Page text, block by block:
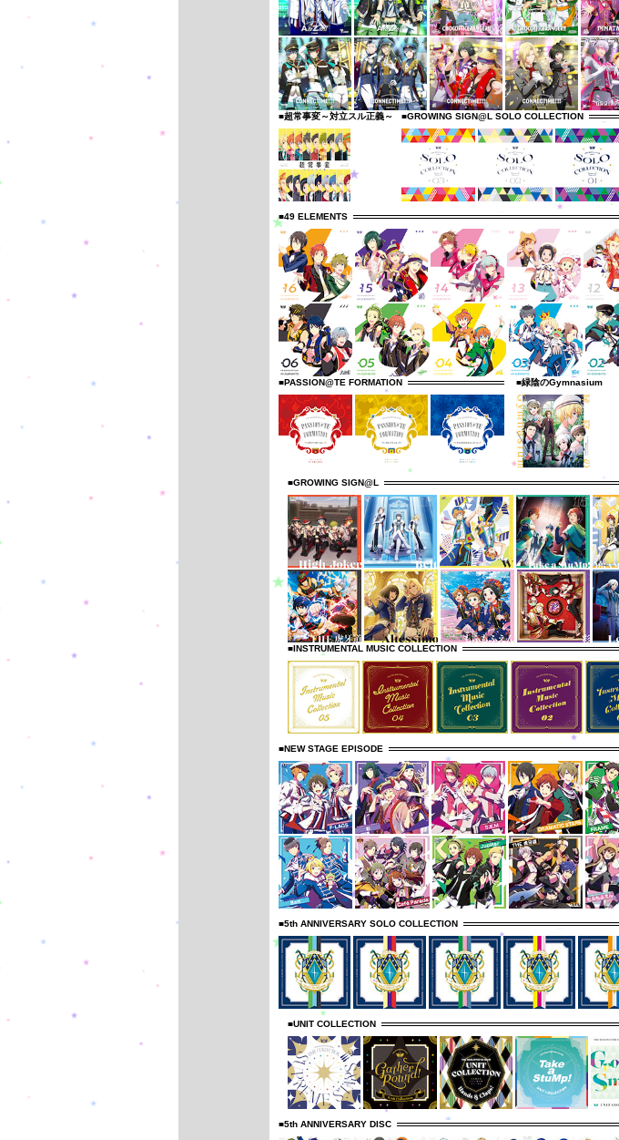
■超常事変～対立スル正義～ ■GROWING SIGN@L SOLO COLLECTION
■49 ELEMENTS
■PASSION@TE FORMATION ■緑陰のGymnasium
■GROWING SIGN@L
■INSTRUMENTAL MUSIC COLLECTION
■NEW STAGE EPISODE
■5th ANNIVERSARY SOLO COLLECTION
■UNIT COLLECTION
■5th ANNIVERSARY DISC